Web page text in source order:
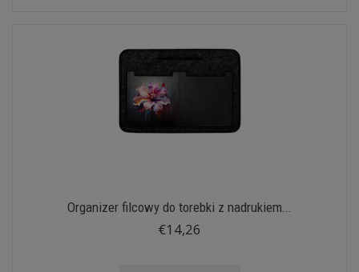
Organizer filcowy do torebki z nadrukiem...
€14,26